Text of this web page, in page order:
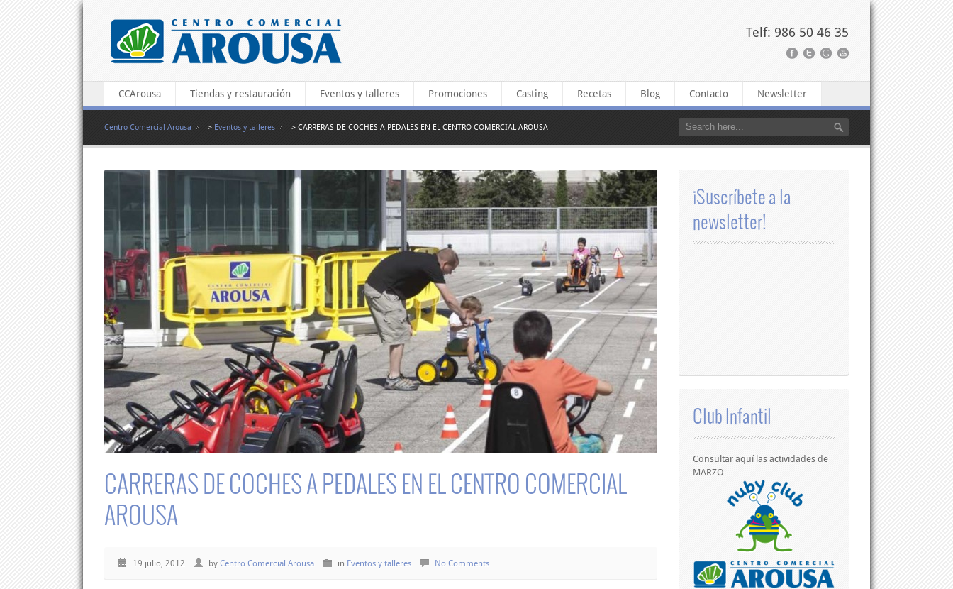
Telf: 986 50 46 35
CCArousa Tiendas y restauración Eventos y talleres Promociones Casting Recetas Blog Contacto Newsletter
Centro Comercial Arousa > Eventos y talleres > CARRERAS DE COCHES A PEDALES EN EL CENTRO COMERCIAL AROUSA
CARRERAS DE COCHES A PEDALES EN EL CENTRO COMERCIAL
AROUSA
19 julio, 2012 by Centro Comercial Arousa in Eventos y talleres No Comments
¡Suscríbete a la
newsletter!
Club Infantil
Consultar aquí las actividades de
MARZO